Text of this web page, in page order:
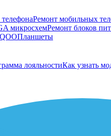
Ремонт мобильных
микросхемРемонт блоков
Планшеты
лояльностиКак узнать